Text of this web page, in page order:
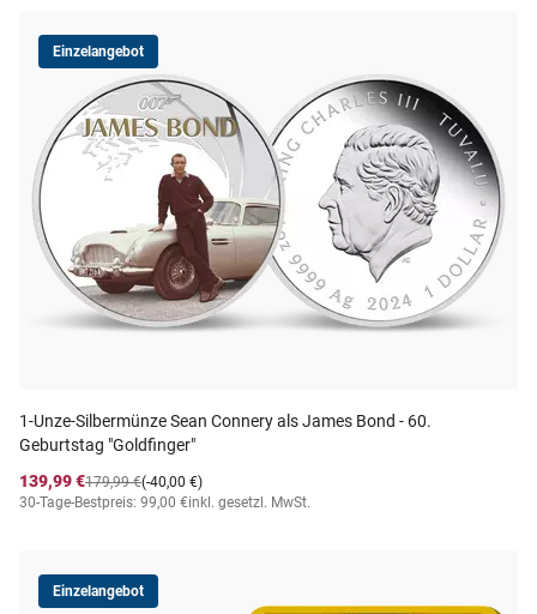
Einzelangebot
1-Unze-Silbermünze Sean Connery als James Bond - 60.
Geburtstag "Goldfinger"
139,99 €
(-40,00 €)
179,99 €
30-Tage-Bestpreis: 99,00 €inkl. gesetzl. MwSt.
Einzelangebot